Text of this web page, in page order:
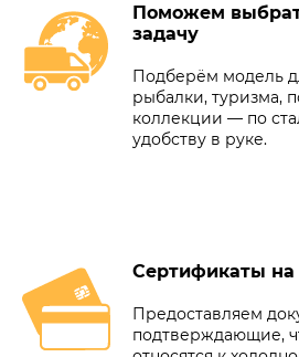
Поможем
задачу
Подберём модель
рыбалки, туризма,
коллекции — по
удобству в руке.
Сертификаты
Предоставляем
подтверждающие,